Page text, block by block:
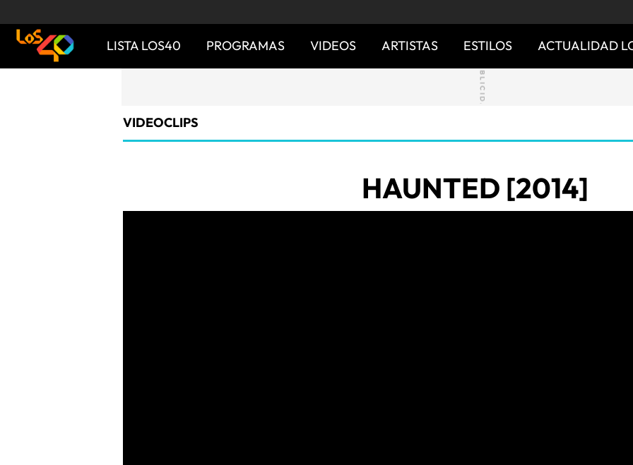
LISTA LOS40 PROGRAMAS VIDEOS ARTISTAS ESTILOS ACTUALIDAD
VIDEOCLIPS
HAUNTED [2014]